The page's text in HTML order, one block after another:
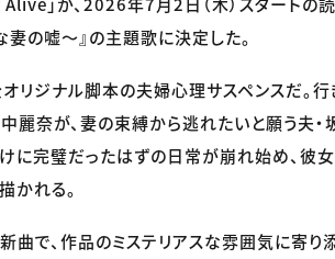
の嘘〜』の主題歌に決定した。
リジナル脚本の夫婦心理サスペンスだ。行
奈が、妻の束縛から逃れたいと願う夫・
に完璧だったはずの日常が崩れ始め、彼
かれる。
で、作品のミステリアスな雰囲気に寄り